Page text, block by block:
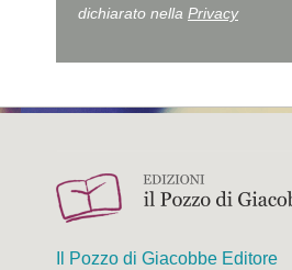
dichiarato nella Privacy
Il Pozzo di Giacobbe Editore